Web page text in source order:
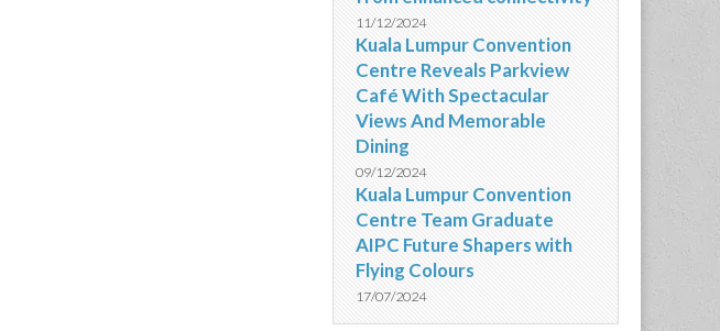
11/12/2024
Kuala Lumpur Convention
Centre Reveals Parkview
Café With Spectacular
Views And Memorable
Dining
09/12/2024
Kuala Lumpur Convention
Centre Team Graduate
AIPC Future Shapers with
Flying Colours
17/07/2024